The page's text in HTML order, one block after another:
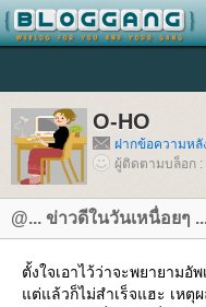
O-HO
ฝากข้อความหลั
ผู้ติดตามบล็อก :
@... ข่าวดีในวันเหนื่อยๆ
ตั้งใจเอาไว้ว่าจะพยายามอั
ต่แล้วก็ไม่สำเร็จแฮะ เหตุ